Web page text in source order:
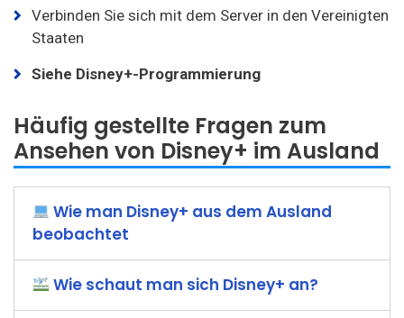
Verbinden Sie sich mit dem Server in den Vereinigten
Staaten
Siehe Disney+-Programmierung
Häufig gestellte Fragen zum
Ansehen von Disney+ im Ausland
Wie man Disney+ aus dem Ausland
beobachtet
Wie schaut man sich Disney+ an?